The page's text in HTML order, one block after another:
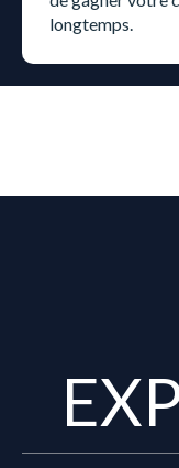
longtemps.